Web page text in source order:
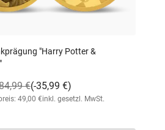
"Harry Potter &
(-35,99 €)
€
49,00 €inkl. gesetzl. MwSt.